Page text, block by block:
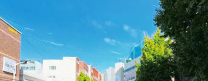
당감서